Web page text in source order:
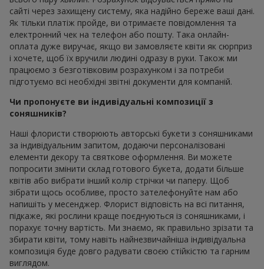
сайті через захищену систему, яка надійно береже ваші дані.
Як тільки платіж пройде, ви отримаєте повідомлення та
електронний чек на телефон або пошту. Така онлайн-
оплата дуже виручає, якщо ви замовляєте квіти як сюрприз
і хочете, щоб їх вручили людині одразу в руки. Також ми
працюємо з безготівковим розрахунком і за потреби
підготуємо всі необхідні звітні документи для компаній.
Чи пропонуєте ви індивідуальні композиції з
соняшників?
Наші флористи створюють авторські букети з соняшниками
за індивідуальним запитом, додаючи персоналізовані
елементи декору та святкове оформлення. Ви можете
попросити змінити склад готового букета, додати більше
квітів або вибрати інший колір стрічки чи паперу. Щоб
зібрати щось особливе, просто зателефонуйте нам або
напишіть у месенджер. Флорист відповість на всі питання,
підкаже, які рослини краще поєднуються із соняшниками, і
порахує точну вартість. Ми знаємо, як правильно зрізати та
збирати квіти, тому навіть найнезвичайніша індивідуальна
композиція буде довго радувати своєю стійкістю та гарним
виглядом.